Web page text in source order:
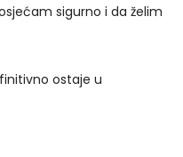
sigurno i da želim
ostaje u